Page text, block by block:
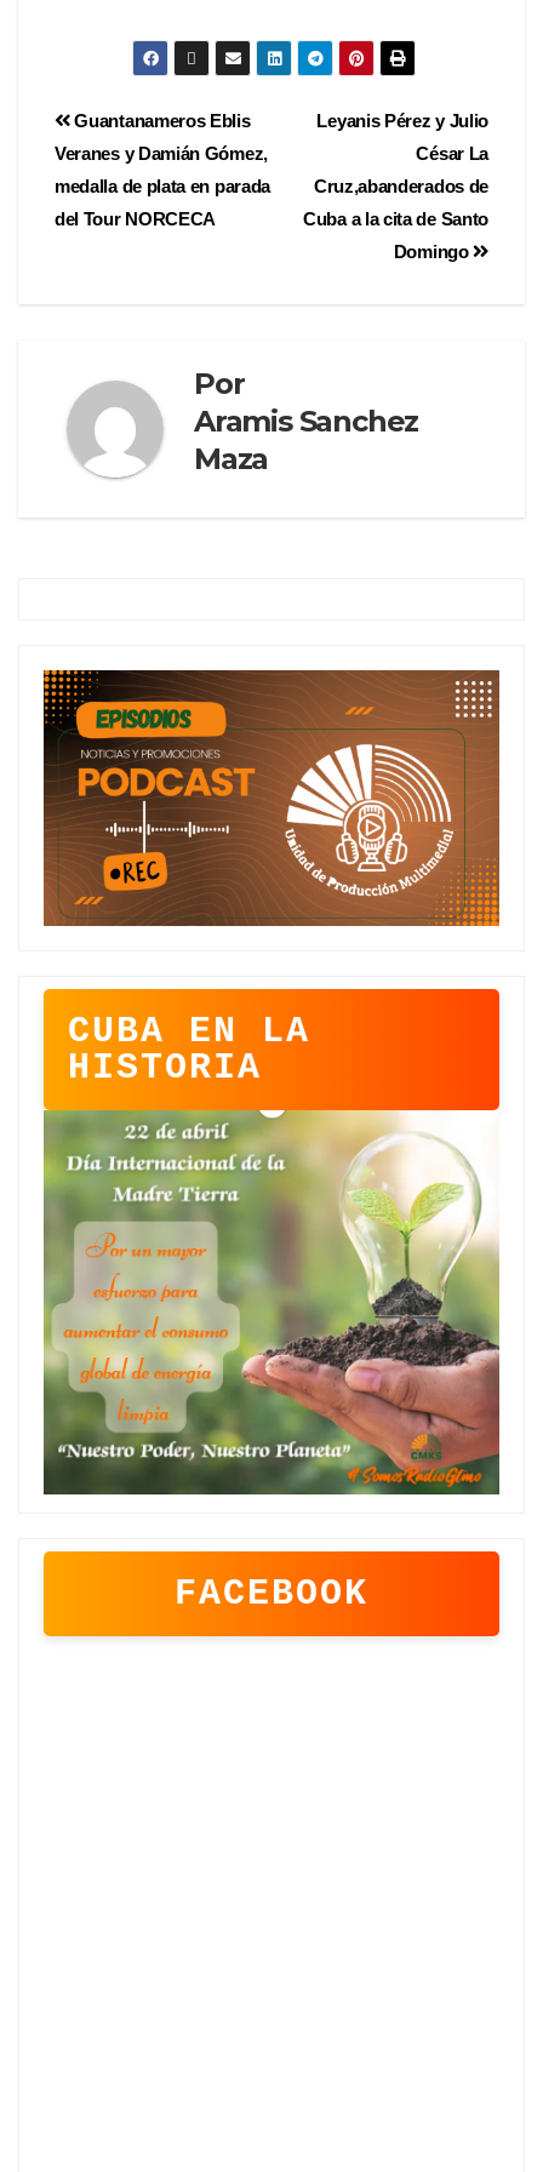
Leyanis Pérez y Julio
César La
Cruz,abanderados de
Cuba a la cita de Santo
Domingo
Guantanameros Eblis
Veranes y Damián Gómez,
medalla de plata en parada
del Tour NORCECA
Por
Aramis Sanchez
Maza
CUBA EN LA
HISTORIA
FACEBOOK